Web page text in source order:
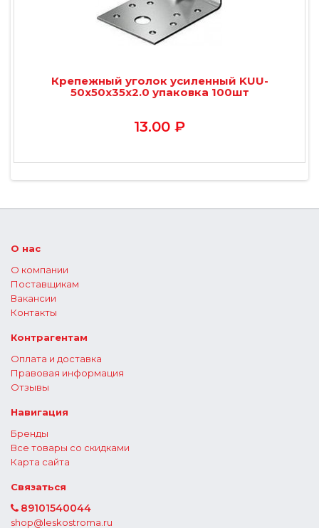
Крепежный уголок усиленный KUU-
50х50х35х2.0 упаковка 100шт
13.00 ₽
О нас
О компании
Поставщикам
Вакансии
Контакты
Контрагентам
Оплата и доставка
Правовая информация
Отзывы
Навигация
Бренды
Все товары со скидками
Карта сайта
Связаться
89101540044
shop@leskostroma.ru